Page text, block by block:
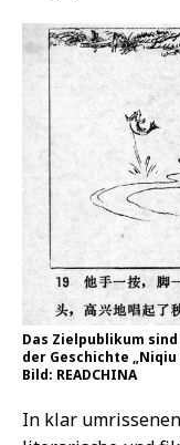
Das Zielpublikum
der Geschichte
Bild: READCHINA
In klar